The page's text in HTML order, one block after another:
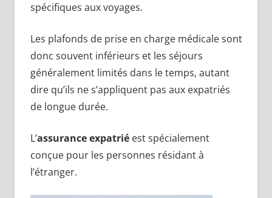
spécifiques aux voyages.
Les plafonds de prise en charge médicale sont
donc souvent inférieurs et les séjours
généralement limités dans le temps, autant
dire qu’ils ne s’appliquent pas aux expatriés
de longue durée.
L’assurance expatriéest spécialement
conçue pour les personnes résidant à
l’étranger.